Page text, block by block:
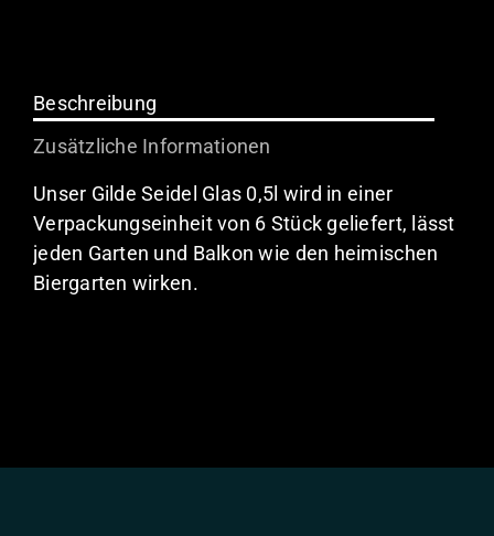
Stück)
Menge
Beschreibung
Zusätzliche Informationen
Unser Gilde Seidel Glas 0,5l wird in einer
Verpackungseinheit von 6 Stück geliefert, lässt
jeden Garten und Balkon wie den heimischen
Biergarten wirken.